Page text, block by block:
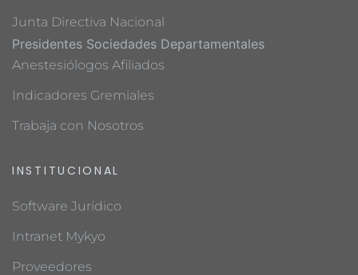
Junta Directiva Nacional
Presidentes Sociedades Departamentales
Anestesiólogos Afiliados
Indicadores Gremiales
Trabaja con Nosotros
INSTITUCIONAL
Software Jurídico
Intranet Mykyo
Proveedores